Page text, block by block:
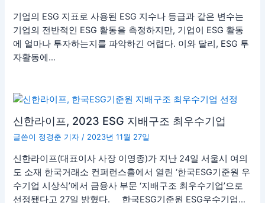
기업의 ESG 지표로 사용된 ESG 지수나 등급과 같은 변수는
기업의 전반적인 ESG 활동을 측정하지만, 기업이 ESG 활동
에 얼마나 투자하는지를 파악하긴 어렵다. 이와 달리, ESG 투
자활동에…
신한라이프, 2023 ESG 지배구조 최우수기업
글쓴이 정경춘 기자/ 2023년 11월 27일
신한라이프(대표이사 사장 이영종)가 지난 24일 서울시 여의
도 소재 한국거래소 컨퍼런스홀에서 열린 ‘한국ESG기준원 우
수기업 시상식’에서 금융사 부문 ‘지배구조 최우수기업’으로
선정됐다고 27일 밝혔다. 한국ESG기준원 ESG우수기업…